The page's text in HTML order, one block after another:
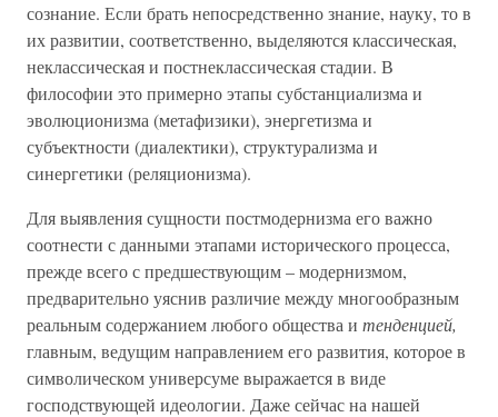
сознание. Если брать непосредственно знание, науку, то в
их развитии, соответственно, выделяются классическая,
неклассическая и постнеклассическая стадии. В
философии это примерно этапы субстанциализма и
эволюционизма (метафизики), энергетизма и
субъектности (диалектики), структурализма и
синергетики (реляционизма).
Для выявления сущности постмодернизма его важно
соотнести с данными этапами исторического процесса,
прежде всего с предшествующим – модернизмом,
предварительно уяснив различие между многообразным
реальным содержанием любого общества и тенденцией,
главным, ведущим направлением его развития, которое в
символическом универсуме выражается в виде
господствующей идеологии. Даже сейчас на нашей